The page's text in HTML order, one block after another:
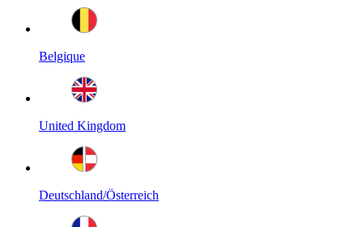
Belgique
United Kingdom
Deutschland/Österreich